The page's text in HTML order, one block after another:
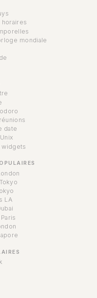
horaires
mondiale
date
widgets
LA